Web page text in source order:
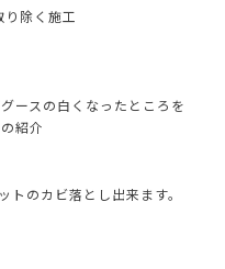
除く施工
ースの白くなったところを
紹介
のカビ落とし出来ます。